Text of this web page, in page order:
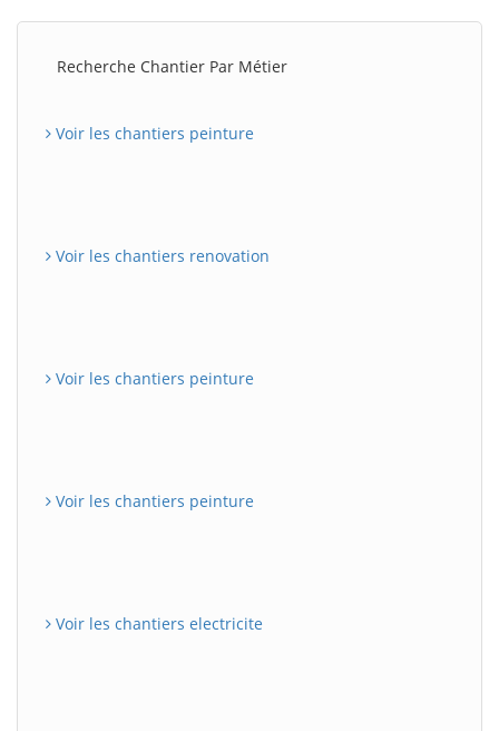
Recherche Chantier Par Métier
Voir les chantiers peinture
Voir les chantiers renovation
Voir les chantiers peinture
Voir les chantiers peinture
Voir les chantiers electricite